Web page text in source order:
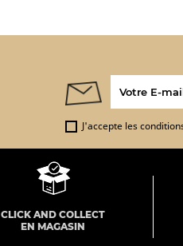
J'accepte les
CLICK AND COLLECT
EN MAGASIN